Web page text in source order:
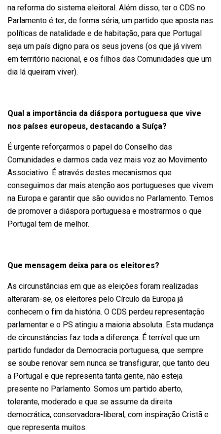
na reforma do sistema eleitoral. Além disso, ter o CDS no
Parlamento é ter, de forma séria, um partido que aposta nas
políticas de natalidade e de habitação, para que Portugal
seja um país digno para os seus jovens (os que já vivem
em território nacional, e os filhos das Comunidades que um
dia lá queiram viver).
Qual a importância da diáspora portuguesa que vive
nos países europeus, destacando a Suíça?
É urgente reforçarmos o papel do Conselho das
Comunidades e darmos cada vez mais voz ao Movimento
Associativo. É através destes mecanismos que
conseguimos dar mais atenção aos portugueses que vivem
na Europa e garantir que são ouvidos no Parlamento. Temos
de promover a diáspora portuguesa e mostrarmos o que
Portugal tem de melhor.
Que mensagem deixa para os eleitores?
As circunstâncias em que as eleições foram realizadas
alteraram-se, os eleitores pelo Círculo da Europa já
conhecem o fim da história. O CDS perdeu representação
parlamentar e o PS atingiu a maioria absoluta. Esta mudança
de circunstâncias faz toda a diferença. É terrível que um
partido fundador da Democracia portuguesa, que sempre
se soube renovar sem nunca se transfigurar, que tanto deu
a Portugal e que representa tanta gente, não esteja
presente no Parlamento. Somos um partido aberto,
tolerante, moderado e que se assume da direita
democrática, conservadora-liberal, com inspiração Cristã e
que representa muitos.